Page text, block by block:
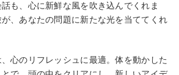
も、心に新鮮な風を吹き込んでくれま
、あなたの問題に新たな光を当ててくれ
心のリフレッシュに最適。体を動かした